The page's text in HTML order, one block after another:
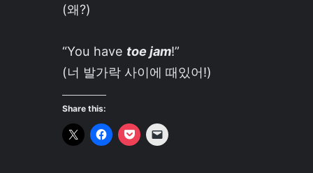
(왜?)
“You have toe jam!”
(너 발가락 사이에 때있어!)
Share this: